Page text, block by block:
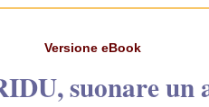
Versione eBook
suonare un